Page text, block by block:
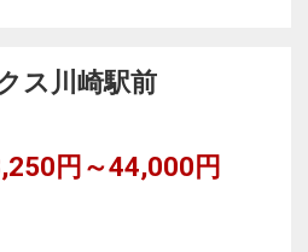
ス川崎駅前
円～44,000円